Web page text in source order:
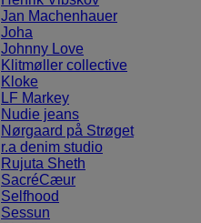
Jan Machenhauer
Joha
Johnny Love
Klitmøller collective
Kloke
LF Markey
Nudie jeans
Nørgaard på Strøget
r.a denim studio
Rujuta Sheth
SacréCæur
Selfhood
Sessun